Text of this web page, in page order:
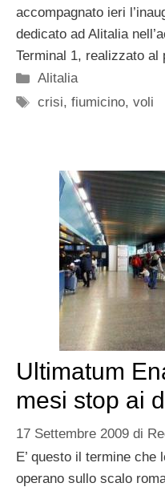
accompagnato ieri
dedicato ad Alitalia
Terminal 1, realizzato al
Categorie
Alitalia
Tag
crisi,fiumicino,voli
Ultimatum
mesi stop ai
17 Settembre 2009 di
E’ questo il termine
operano sullo scalo